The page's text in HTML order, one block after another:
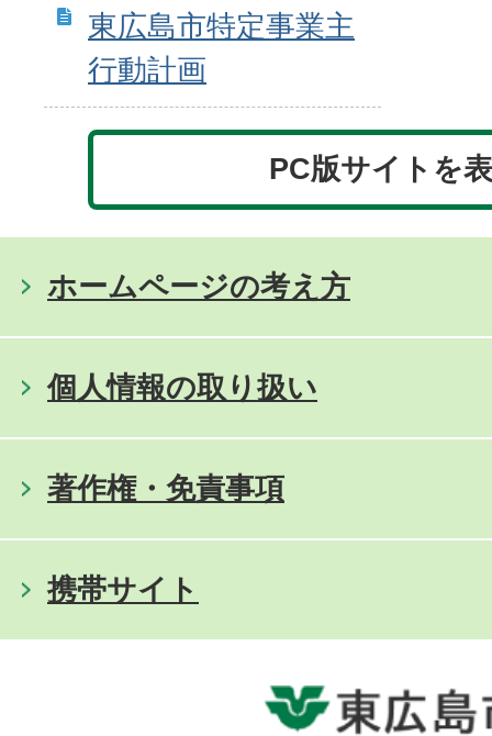
東広島市特定事業主
行動計画
PC版サイトを
ホームページの考え方
個人情報の取り扱い
著作権・免責事項
携帯サイト